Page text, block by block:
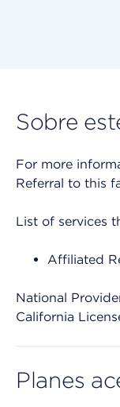
Sobre
For more
Referral to this
List of services
Affiliated
National
California
Planes